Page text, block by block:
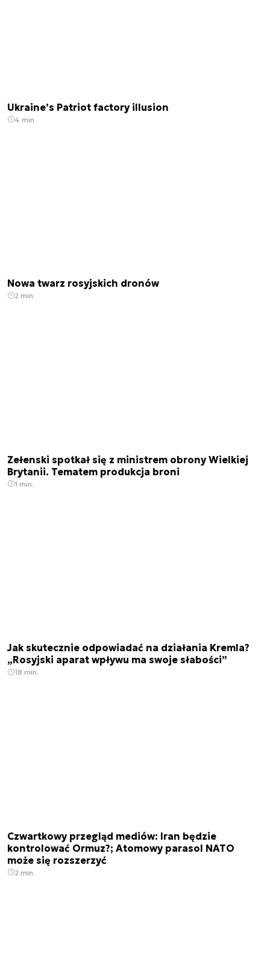
Ukraine’s Patriot factory illusion
4 min.
Nowa twarz rosyjskich dronów
2 min.
Zełenski spotkał się z ministrem obrony Wielkiej
Brytanii. Tematem produkcja broni
1 min.
Jak skutecznie odpowiadać na działania Kremla?
„Rosyjski aparat wpływu ma swoje słabości”
18 min.
Czwartkowy przegląd mediów: Iran będzie
kontrolować Ormuz?; Atomowy parasol NATO
może się rozszerzyć
2 min.